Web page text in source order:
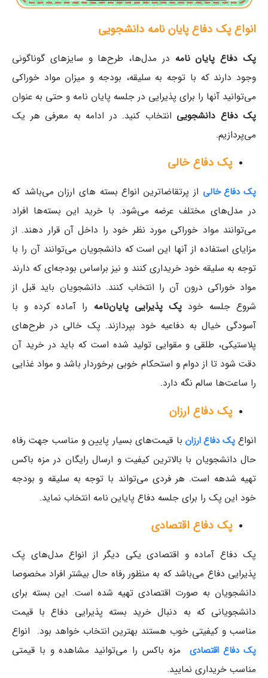
انواع پک دفاع پایان نامه دانشجویی
پک‌ دفاع پایان نامه در مدل‌ها، طرح‌ها و سایزهای گوناگونی
وجود دارند که با توجه به سلیقه، بودجه و میزان مواد خوراکی
می‌توانید آنها را برای پذیرایی در جلسه پایان نامه و حتی به عنوان
پک دفاع دانشجویی انتخاب کنید. در ادامه به معرفی هر یک
می‌پردازیم.
پک دفاع خالی
پک‌ دفاع خالی از پرتقاضاترین انواع بسته های ارزان می‌باشد که
در مدل‌های مختلف عرضه می‌شود. با خرید این بسته‌ها افراد
می‌توانند مواد خوراکی مورد نظر خود را داخل آن قرار دهند. از
مزایای استفاده از آنها این است که دانشجویان می‌توانند آن را با
توجه به سلیقه خود خریداری کنند و نیز براساس بودجه‌ای که دارند
مواد خوراکی درون آن را انتخاب کنند. دانشجویان باید قبل از
شروع جلسه خودپک پذیرایی پایان‌نامه را آماده کرده و با
آسودگی خیال به دفاعیه خود بپردازند. پک خالی در طرح‌های
پلاستیکی، طلقی و مقوایی تولید شده است که باید در خرید آن
دقت شود تا از دوام و استحکام خوبی برخوردار باشد و مواد غذایی
را ساعت‌ها سالم نگه دارد.
پک دفاع ارزان
انواعپک دفاع ارزان با قیمت‌های بسیار پایین و مناسب جهت رفاه
حال دانشجویان با بالاترین کیفیت و ارسال رایگان در مزه باکس
تهیه شدهه است. هر فردی می‌تواند با توجه به سلیقه و بودجه
خود این پک‌ را برای جلسه دفاع پایاین نامه انتخاب نماید.
پک دفاع اقتصادی
پک‌ دفاع آماده و اقتصادی یکی دیگر از انواع مدل‌های پک
پذیرایی دفاع می‌باشد که به منظور رفاه حال بیشتر افراد مخصوصا
دانشجویان به صورت اقتصادی تهیه شده است. این بسته برای
دانشجویانی که به دنبال خرید بسته پذیرایی دفاع با قیمت
مناسب و کیفیتی خوب هستند بهترین انتخاب خواهد بود. انواع
پک دفاع اقتصادیمزه باکس را می‌توانید مشاهده و با قیمتی
مناسب خریداری نمایید.